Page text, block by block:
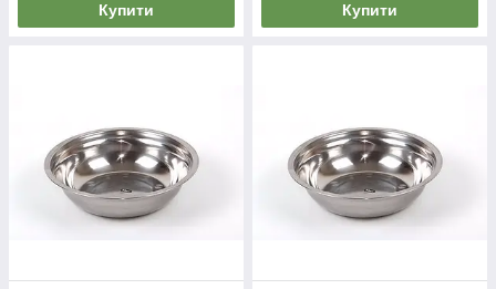
Купити Купити